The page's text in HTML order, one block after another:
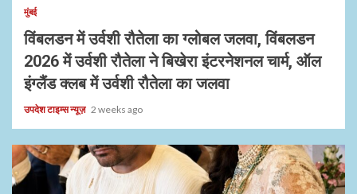
मुंबई
विंबलडन में उर्वशी रौतेला का ग्लोबल जलवा, विंबलडन
2026 में उर्वशी रौतेला ने बिखेरा इंटरनेशनल चार्म, ऑल
इंग्लैंड क्लब में उर्वशी रौतेला का जलवा
उपदेश टाइम्स न्यूज़ 2 weeks ago